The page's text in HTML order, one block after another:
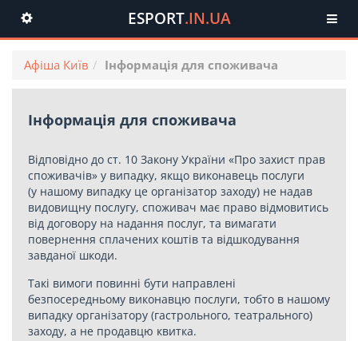
Toggle
navigation
ESPORT.IN.UA
Афіша Київ Інформація для споживача
Інформація для споживача
Відповідно до ст. 10 Закону України «Про захист прав
споживачів» у випадку, якщо виконавець послуги
(у нашому випадку це організатор заходу) не надав
видовищну послугу, споживач має право відмовитись
від договору на надання послуг, та вимагати
повернення сплачених коштів та відшкодування
завданої шкоди.
Такі вимоги повинні бути направлені
безпосередньому виконавцю послуги, тобто в нашому
випадку організатору (гастрольного, театрального)
заходу, а не продавцю квитка.